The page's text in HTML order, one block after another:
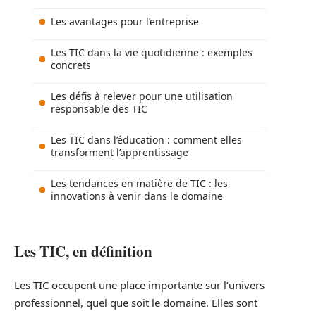
Les avantages pour l’entreprise
Les TIC dans la vie quotidienne : exemples
concrets
Les défis à relever pour une utilisation
responsable des TIC
Les TIC dans l’éducation : comment elles
transforment l’apprentissage
Les tendances en matière de TIC : les
innovations à venir dans le domaine
Les TIC, en définition
Les TIC occupent une place importante sur l’univers
professionnel, quel que soit le domaine. Elles sont